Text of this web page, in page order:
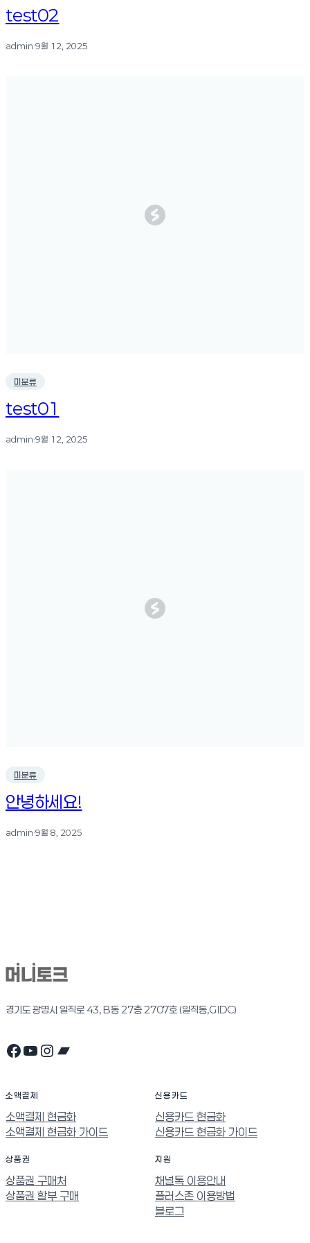
test02
admin·9월 12, 2025
미분류
test01
admin·9월 12, 2025
미분류
안녕하세요!
admin·9월 8, 2025
경기도 광명시 일직로 43, B동 27층 2707호 (일직동,GIDC)
Facebook YouTube Instagram Bandcamp
소액결제
소액결제 현금화
소액결제 현금화 가이드
신용카드
신용카드 현금화
신용카드 현금화 가이드
상품권
상품권 구매처
상품권 할부 구매
지원
채널톡 이용안내
플러스존 이용방법
블로그